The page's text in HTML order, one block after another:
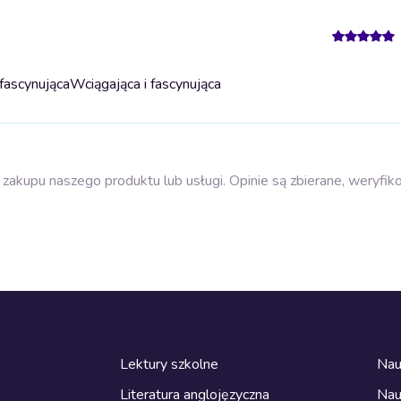
Wciągająca i fascynująca
naszego produktu lub usługi. Opinie są zbierane,
Lektury szkolne
Literatura anglojęzyczna